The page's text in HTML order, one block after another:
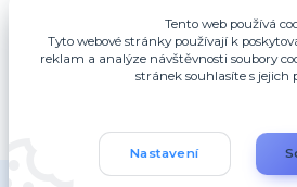
info@3dfotodarky.cz
Tento web používá
Tyto webové stránky používají k
reklam a analýze návštěvnosti soubory
stránek souhlasíte s jejich
Nastavení